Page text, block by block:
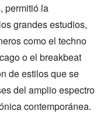
permitió la
grandes estudios,
como el techno
o el breakbeat
de estilos que se
del amplio espectro
contemporánea.